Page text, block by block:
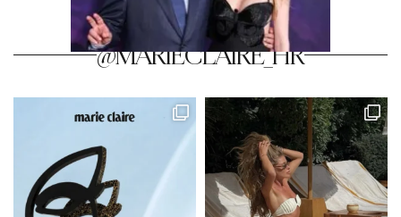
@MARIECLAIRE_HR